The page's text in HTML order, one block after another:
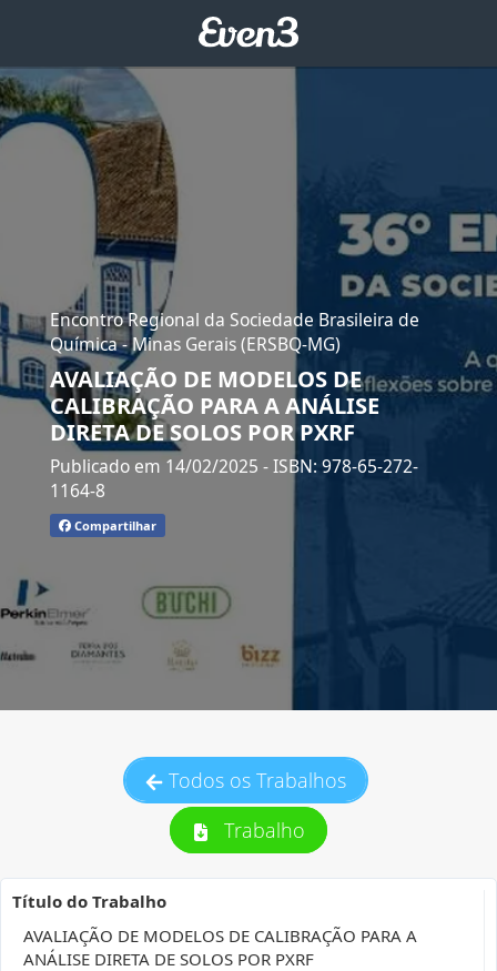
Encontro Regional da Sociedade Brasileira de
Química - Minas Gerais (ERSBQ-MG)
AVALIAÇÃO DE MODELOS DE
CALIBRAÇÃO PARA A ANÁLISE
DIRETA DE SOLOS POR PXRF
Publicado em 14/02/2025 - ISBN: 978-65-272-
1164-8
Compartilhar
Todos os Trabalhos
Trabalho
Título do Trabalho
AVALIAÇÃO DE MODELOS DE CALIBRAÇÃO PARA A
ANÁLISE DIRETA DE SOLOS POR PXRF